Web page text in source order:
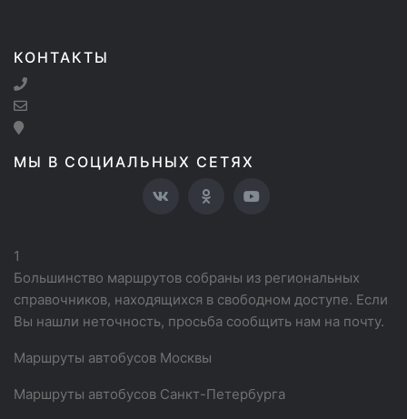
КОНТАКТЫ
МЫ В СОЦИАЛЬНЫХ СЕТЯХ
1
Большинство маршрутов собраны из региональных
справочников, находящихся в свободном доступе. Если
Вы нашли неточность, просьба сообщить нам на почту.
Маршруты автобусов Москвы
Маршруты автобусов Санкт-Петербурга